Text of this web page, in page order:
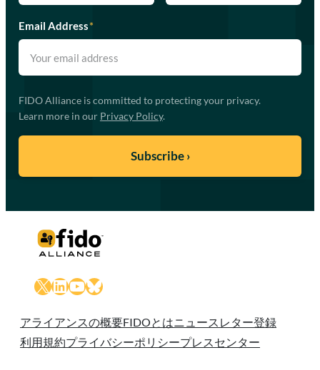
Email Address*
FIDO Alliance is committed to protecting your privacy.
Learn more in our Privacy Policy.
X LinkedIn
YouTube
Bluesky
アライアンスの概要FIDOとは ニュースレター登録
利用規約プライバシーポリシープレスセンター